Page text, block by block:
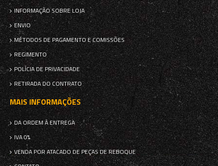
INFORMAÇÃO SOBRE LOJA
ENVIO
MÉTODOS DE PAGAMENTO E COMISSÕES
REGIMENTO
POLÍCIA DE PRIVACIDADE
RETIRADA DO CONTRATO
MAIS INFORMAÇÕES
DA ORDEM À ENTREGA
IVA 0%
VENDA POR ATACADO DE PEÇAS DE REBOQUE